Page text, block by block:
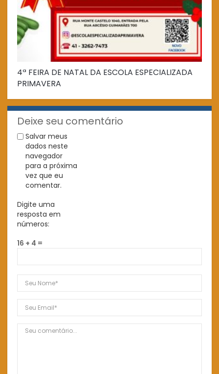
4ª FEIRA DE NATAL DA ESCOLA ESPECIALIZADA
PRIMAVERA
Deixe seu comentário
Salvar meus
dados neste
navegador
para a próxima
vez que eu
comentar.
Digite uma
resposta em
números:
16 + 4 =